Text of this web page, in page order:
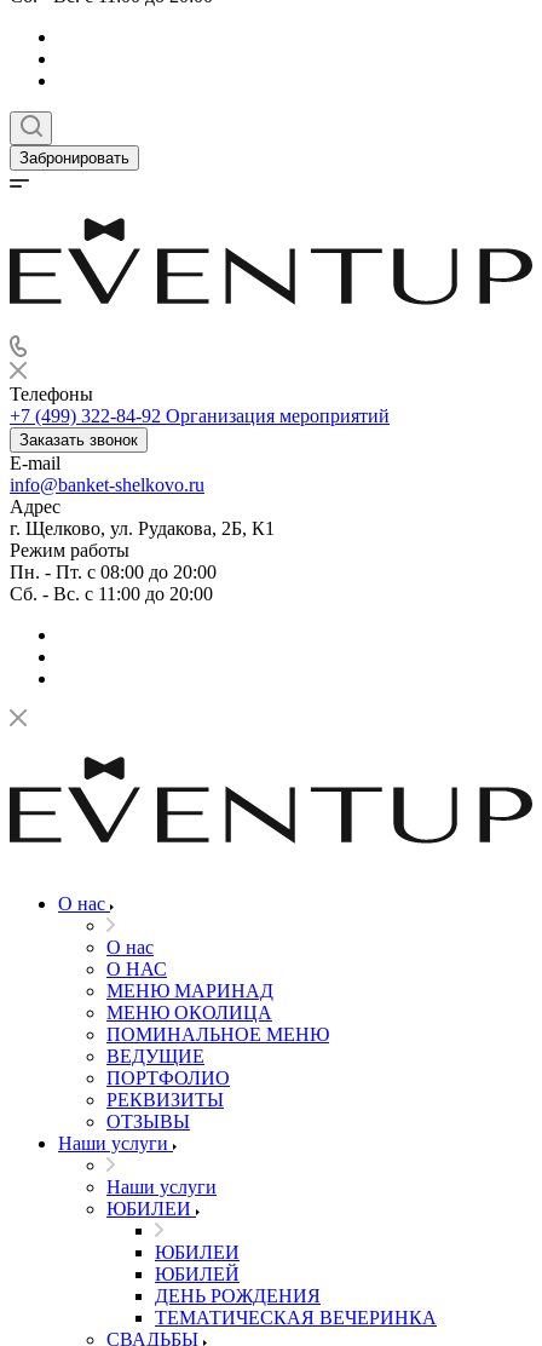
Забронировать
Телефоны
+7 (499) 322-84-92 Организация мероприятий
Заказать звонок
E-mail
info@banket-shelkovo.ru
Адрес
г. Щелково, ул. Рудакова, 2Б, К1
Режим работы
Пн. - Пт. с 08:00 до 20:00
Сб. - Вс. с 11:00 до 20:00
О нас
О нас
О НАС
МЕНЮ МАРИНАД
МЕНЮ ОКОЛИЦА
ПОМИНАЛЬНОЕ МЕНЮ
ВЕДУЩИЕ
ПОРТФОЛИО
РЕКВИЗИТЫ
ОТЗЫВЫ
Наши услуги
Наши услуги
ЮБИЛЕИ
ЮБИЛЕИ
ЮБИЛЕЙ
ДЕНЬ РОЖДЕНИЯ
ТЕМАТИЧЕСКАЯ ВЕЧЕРИНКА
СВАДЬБЫ